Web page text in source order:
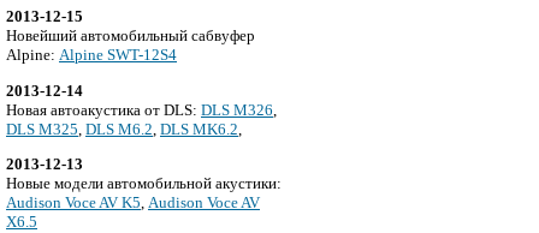
2013-12-15
Новейший автомобильный сабвуфер
Alpine: Alpine SWT-12S4
2013-12-14
Новая автоакустика от DLS: DLS M326
DLS M325 DLS M6.2 DLS MK6.2
2013-12-13
Новые модели автомобильной акустики:
Audison Voce AV K5, Audison Voce AV
X6.5